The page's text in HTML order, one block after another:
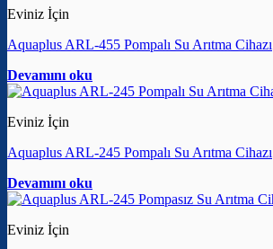
Eviniz İçin
Aquaplus ARL-455 Pompalı Su Arıtma Cihazı
Devamını oku
Eviniz İçin
Aquaplus ARL-245 Pompalı Su Arıtma Cihazı
Devamını oku
Eviniz İçin